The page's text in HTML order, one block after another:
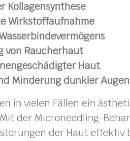
Kollagensynthese
Wirkstoffaufnahme
von Raucherhaut
Haut
Minderung dunkler
in vielen Fällen ein
der Microneedling-
der Haut effektiv